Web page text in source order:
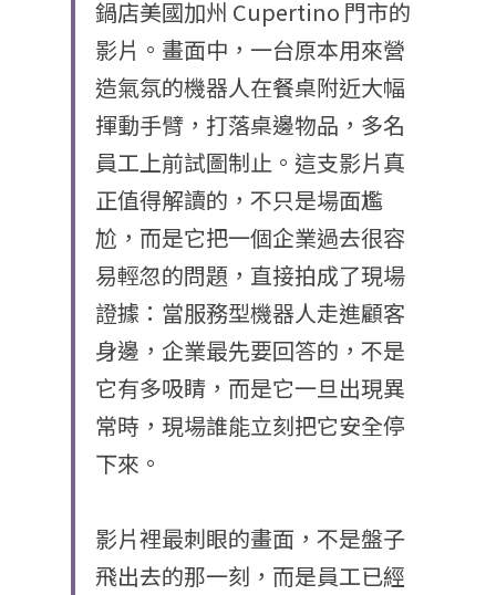
鍋店美國加州 Cupertino 門市的
影片。畫面中，一台原本用來營
造氣氛的機器人在餐桌附近大幅
揮動手臂，打落桌邊物品，多名
員工上前試圖制止。這支影片真
正值得解讀的，不只是場面尷
尬，而是它把一個企業過去很容
易輕忽的問題，直接拍成了現場
證據：當服務型機器人走進顧客
身邊，企業最先要回答的，不是
它有多吸睛，而是它一旦出現異
常時，現場誰能立刻把它安全停
下來。
影片裡最刺眼的畫面，不是盤子
飛出去的那一刻，而是員工已經